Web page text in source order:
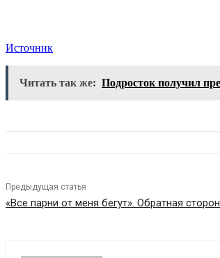
Источник
Читать так же: Подросток получил
Предыдущая статья
«Все парни от меня бегут». Обратная